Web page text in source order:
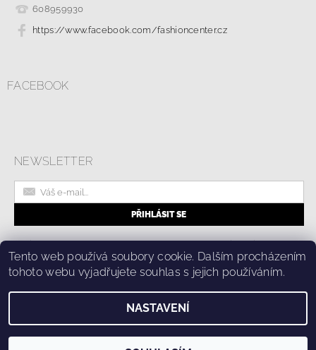
608959930
https://www.facebook.com/fashioncenter.cz
FACEBOOK
NEWSLETTER
|
| Ochrana osobních údajů a cookies
2026 © Fashion Center, všechna práva vyhrazena
Tento web používá soubory cookie. Dalším procházením
tohoto webu vyjadřujete souhlas s jejich používáním.
NASTAVENÍ